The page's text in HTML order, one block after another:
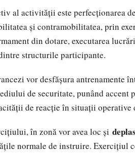
al activității este perfecționarea
și contramobilitatea, prin
din dotare, executarea
structurile participante.
vor desfășura antrenamente
de securitate, punând accent
de reacție în situații operative
în zonă vor avea loc și
normale de instruire. Exercițiul